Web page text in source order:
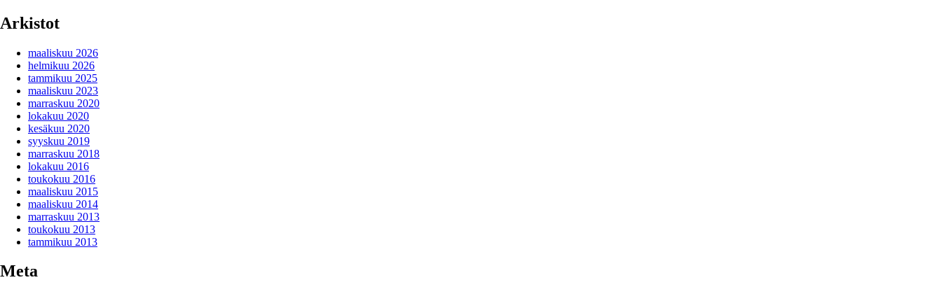
Arkistot
maaliskuu 2026
helmikuu 2026
tammikuu 2025
maaliskuu 2023
marraskuu 2020
lokakuu 2020
kesäkuu 2020
syyskuu 2019
marraskuu 2018
lokakuu 2016
toukokuu 2016
maaliskuu 2015
maaliskuu 2014
marraskuu 2013
toukokuu 2013
tammikuu 2013
Meta